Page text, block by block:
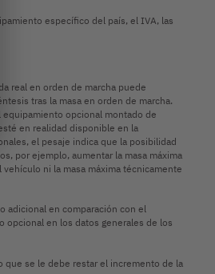
específico del país, el IVA, las
real en orden de marcha puede
tras la masa en orden de marcha.
equipamiento opcional montado de
en realidad disponible en la
el pesaje indica que la posibilidad
por ejemplo, aumentar la masa máxima
ni la masa máxima técnicamente
adicional en comparación con el
opcional en los datos generales de los
que se le debe restar el incremento de la